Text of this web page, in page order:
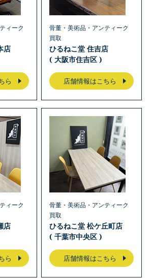
ィーク
店
ら
骨董・美術品・アンティーク
買取
ひるねこ堂 住吉店
( 大阪市住吉区 )
店舗情報はこちら
ィーク
店
ら
骨董・美術品・アンティーク
買取
ひるねこ堂 松ケ丘町店
( 千葉市中央区 )
店舗情報はこちら